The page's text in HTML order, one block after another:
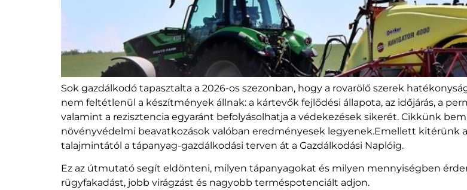
Sok gazdálkodó tapasztalta a 2026-os szezonban, hogy a rovarölő szerek
nem feltétlenül a készítmények állnak: a kártevők fejlődési állapota, az időjárás, a
valamint a rezisztencia egyaránt befolyásolhatja a védekezések sikerét. Cikkünk
növényvédelmi beavatkozások valóban eredményesek legyenek.Emellett kitérünk az
talajmintától a tápanyag-gazdálkodási terven át a Gazdálkodási Naplóig.
Ez az útmutató segít eldönteni, milyen tápanyagokat és milyen mennyiségben
rügyfakadást, jobb virágzást és nagyobb terméspotenciált adjon.